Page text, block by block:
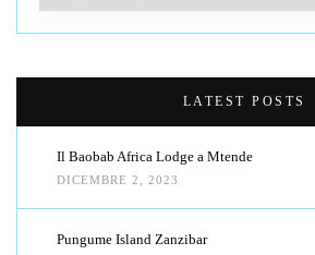
LATEST POSTS
Il Baobab Africa Lodge a Mtende
DICEMBRE 2, 2023
Pungume Island Zanzibar